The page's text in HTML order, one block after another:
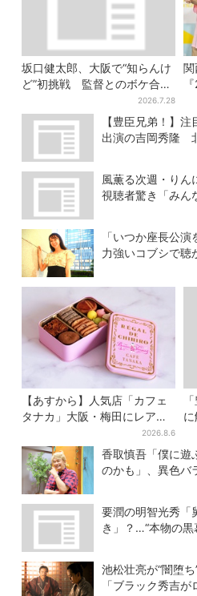
坂口健太郎、大阪で“知らんけ
ど”初挑戦 監督とのボケ合戦
2026.7.28
関
が
【豊臣兄弟！】
出演の吉岡秀隆
風薫る次週・りん
視聴者驚き「みん
「いつか座長公
力強いコブシで聴
【あすから】人気店「カフェ
タナカ」大阪・梅田にレア商
品集結…本店人気パン＆限定
クッキー缶も！ 7日間の夏イ
ベント
2026.8.6
る
香取慎吾「僕に遊
のかも」、異色バ
要潤の明智光秀「
き」？…“本物の黒
池松壮亮が“闇堕
「ブラック秀吉が